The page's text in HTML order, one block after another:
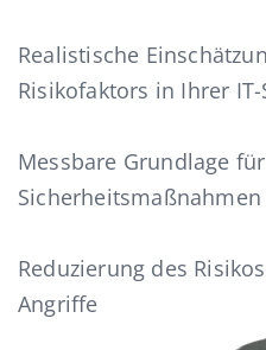
Realistische
Risikofaktors in Ihrer
Messbare Grundlage
Sicherheitsmaßnahmen
Reduzierung des
Angriffe